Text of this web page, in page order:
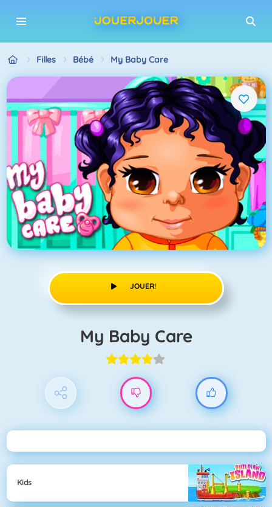
Filles Bébé My Baby Care
JOUER!
My Baby Care
Kids